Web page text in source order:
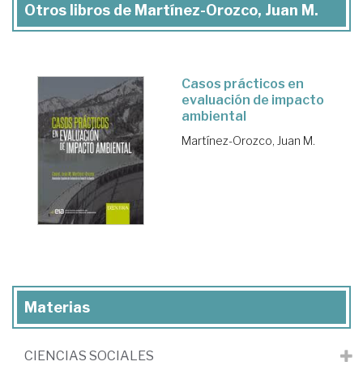
Otros libros de Martínez-Orozco, Juan M.
Casos prácticos en
evaluación de impacto
ambiental
Martínez-Orozco, Juan M.
Materias
CIENCIAS SOCIALES